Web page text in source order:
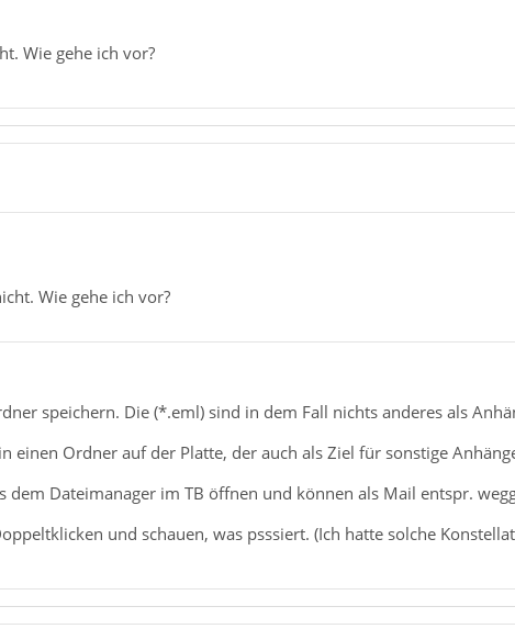
Wie gehe ich vor?
Wie gehe ich vor?
speichern. Die (*.eml) sind in dem Fall nichts anderes als
einen Ordner auf der Platte, der auch als Ziel für sonstige
dem Dateimanager im TB öffnen und können als Mail entspr.
und schauen, was psssiert. (Ich hatte solche